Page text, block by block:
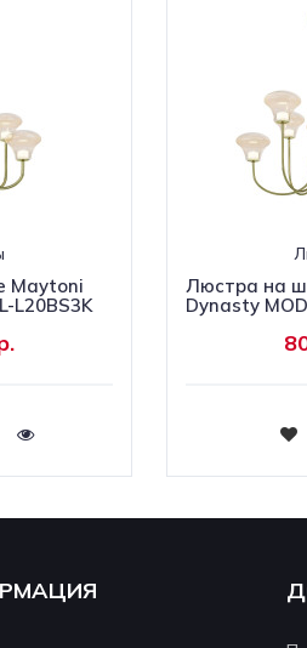
Maytoni
L20BS3K
Люстра на
Dynasty